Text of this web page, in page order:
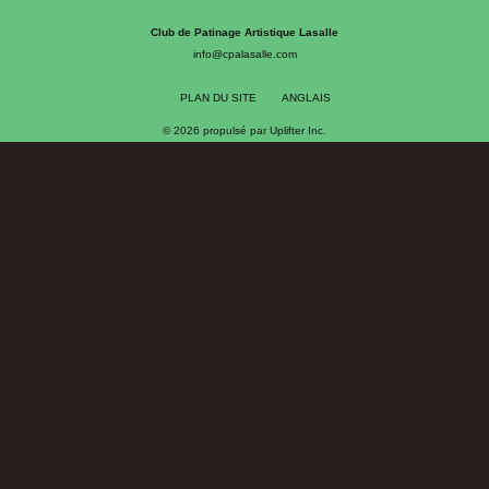
Club de Patinage Artistique Lasalle
info@cpalasalle.com
PLAN DU SITE ANGLAIS
© 2026 propulsé parUplifter Inc.